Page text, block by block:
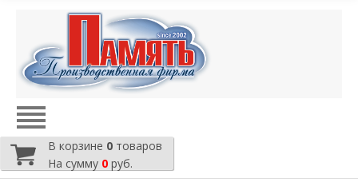
В корзине 0 товаров
На сумму 0 руб.